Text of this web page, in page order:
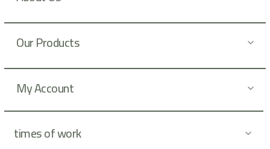
e
:
Our Products
My Account
times of work